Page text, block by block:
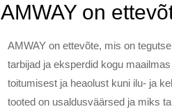
AMWAY on
AMWAY on ettevõte, mis on
tarbijad ja eksperdid kogu
toitumisest ja heaolust kuni ilu- ja
tooted on usaldusväärsed ja miks